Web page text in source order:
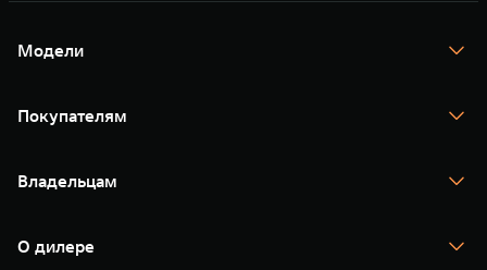
Модели
TANK 400
TANK 500
Покупателям
Тест-драйв
TANK Финансы
Корпоративным клиентам
Зарядные станции
Владельцам
Помощь на дороге
Новые цифровые сервисы TANK
О дилере